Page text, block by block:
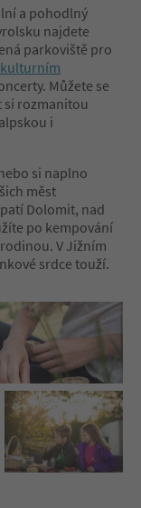
a pohodlný
najdete
parkoviště pro
kulturním
Můžete se
si rozmanitou
i
si naplno
měst
Dolomit, nad
po kempování
V Jižním
srdce touží.